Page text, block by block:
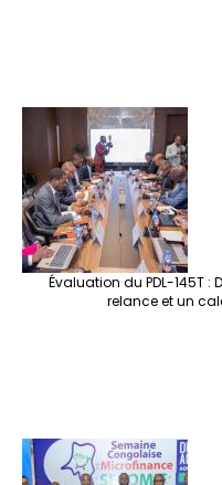
Évaluation du PDL-145T
relance et un